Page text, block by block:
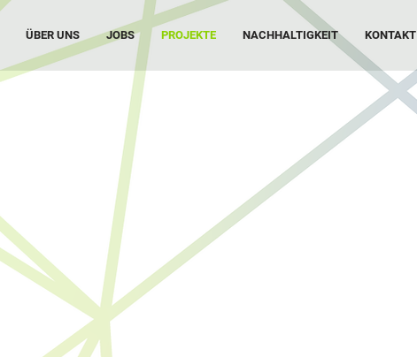
ÜBER UNS JOBS PROJEKTE NACHHALTIGKEIT KONTAKT